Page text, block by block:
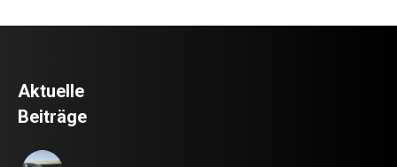
Aktuelle
Beiträge